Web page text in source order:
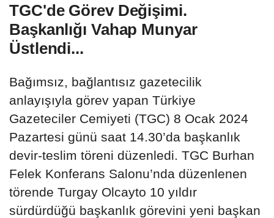
TGC'de Görev Değişimi.
Başkanlığı Vahap Munyar
Üstlendi...
Bağımsız, bağlantısız gazetecilik
anlayışıyla görev yapan Türkiye
Gazeteciler Cemiyeti (TGC) 8 Ocak 2024
Pazartesi günü saat 14.30’da başkanlık
devir-teslim töreni düzenledi. TGC Burhan
Felek Konferans Salonu’nda düzenlenen
törende Turgay Olcayto 10 yıldır
sürdürdüğü başkanlık görevini yeni başkan